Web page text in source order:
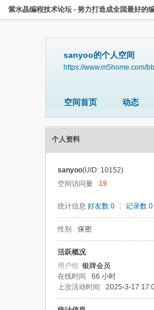
紫水晶编程技术论坛 - 努力打造成全国最好的
sanyoo的个人空间
https://www.m5home.com/
空间首页 动态
个人资料
sanyoo(UID: 10152)
空间访问量
19
统计信息 好友数 0 记录数 0
性别 保密
活跃概况
用户组 银牌会员
在线时间
66 小时
上次活动时间
2025-3-17